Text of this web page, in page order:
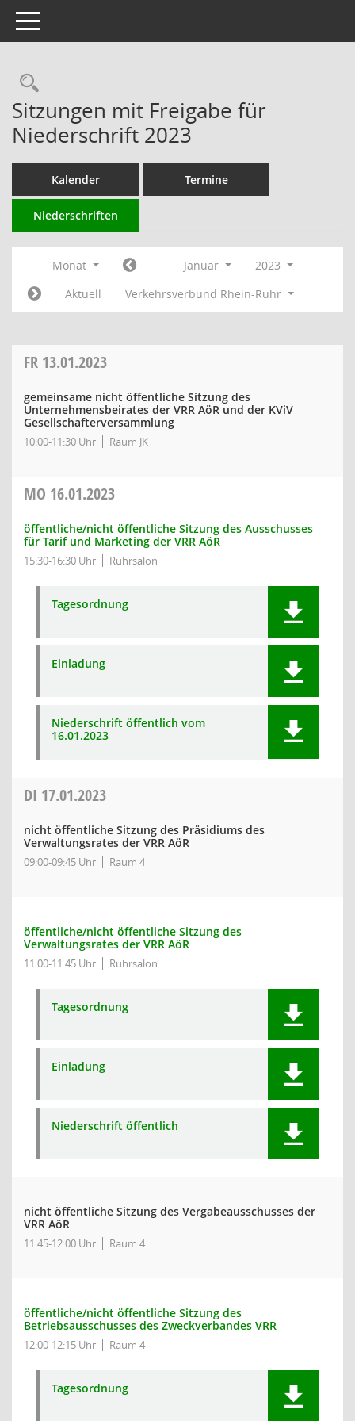
Toggle navigation
Rechercheauswahl
Sitzungen mit Freigabe für
Niederschrift 2023
Kalender Termine
Niederschriften
Monat Januar
2023
Aktuell
Verkehrsverbund Rhein-Ruhr
FR 13.01.2023
gemeinsame nicht öffentliche Sitzung des
Unternehmensbeirates der VRR AöR und der KViV
Gesellschafterversammlung
10:00-11:30 Uhr Raum JK
MO 16.01.2023
öffentliche/nicht öffentliche Sitzung des Ausschusses
für Tarif und Marketing der VRR AöR
15:30-16:30 Uhr Ruhrsalon
Tagesordnung
Einladung
Niederschrift öffentlich vom
16.01.2023
DI 17.01.2023
nicht öffentliche Sitzung des Präsidiums des
Verwaltungsrates der VRR AöR
09:00-09:45 Uhr Raum 4
öffentliche/nicht öffentliche Sitzung des
Verwaltungsrates der VRR AöR
11:00-11:45 Uhr Ruhrsalon
Tagesordnung
Einladung
Niederschrift öffentlich
nicht öffentliche Sitzung des Vergabeausschusses der
VRR AöR
11:45-12:00 Uhr Raum 4
öffentliche/nicht öffentliche Sitzung des
Betriebsausschusses des Zweckverbandes VRR
12:00-12:15 Uhr Raum 4
Tagesordnung